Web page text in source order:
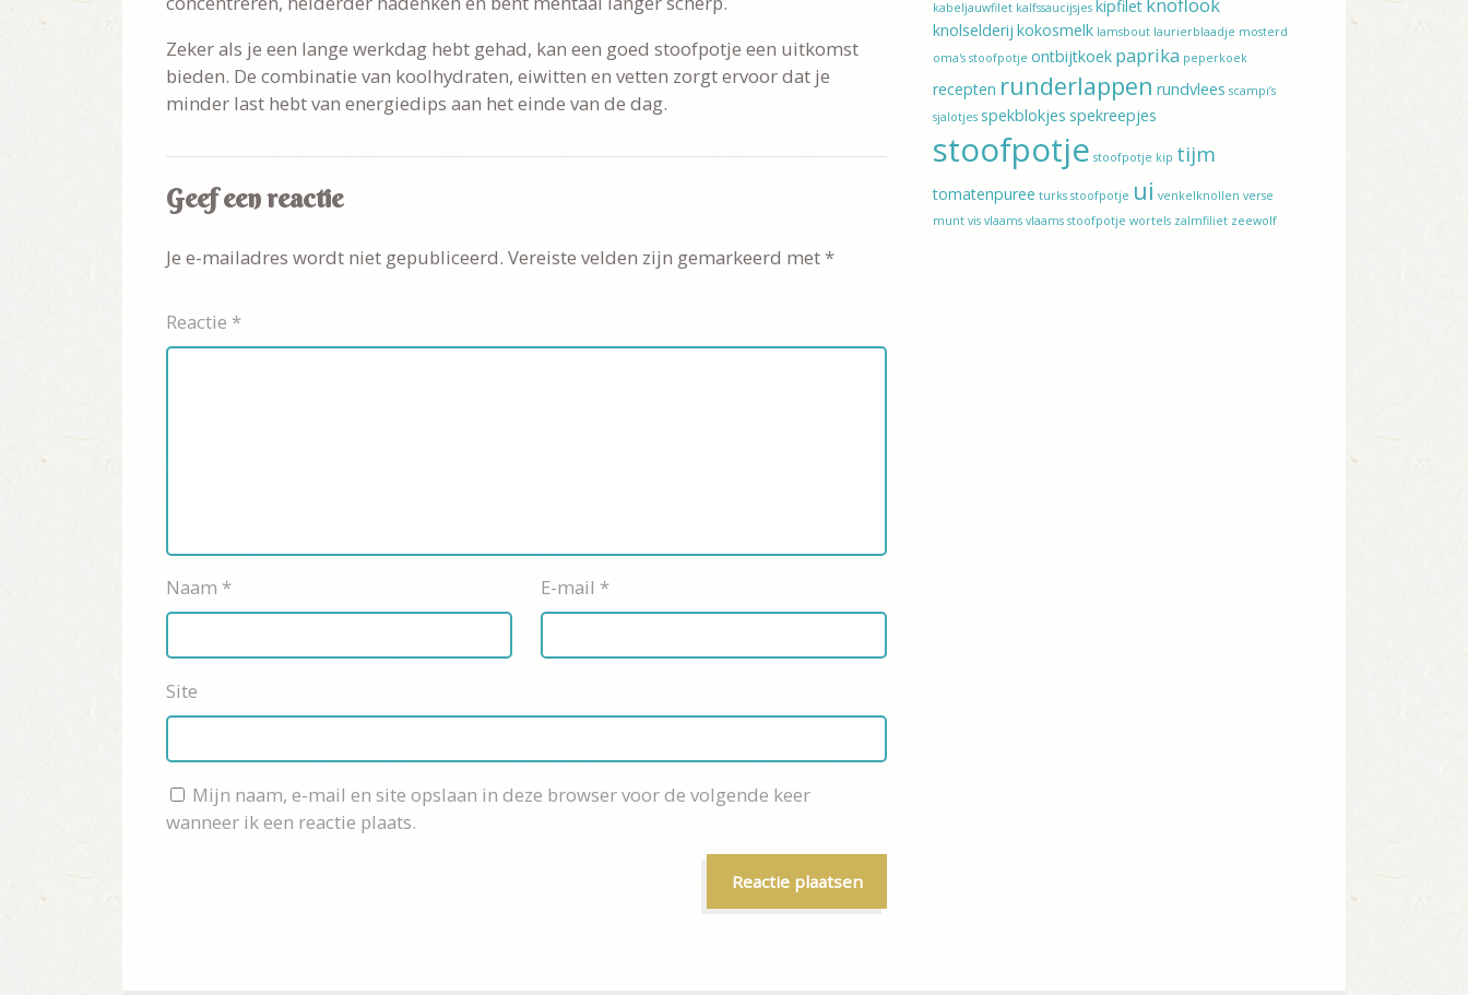
Zeker als je een lange werkdag hebt gehad, kan een goed stoofpotje een uitkomst
bieden. De combinatie van koolhydraten, eiwitten en vetten zorgt ervoor dat je
minder last hebt van energiedips aan het einde van de dag.
Geef een reactie
Je e-mailadres wordt niet gepubliceerd. Vereiste velden zijn gemarkeerd met *
Reactie *
Naam * E-mail *
Site
Mijn naam, e-mail en site opslaan in deze browser voor de volgende keer
wanneer ik een reactie plaats.
kabeljauwfilet kalfssaucijsjes kipfilet knoflook
knolselderij kokosmelk lamsbout laurierblaadje mosterd
oma's stoofpotje ontbijtkoek paprika peperkoek
recepten runderlappen rundvlees scampi’s
sjalotjes spekblokjes spekreepjes
stoofpotje stoofpotje kip tijm
tomatenpuree turks stoofpotje ui venkelknollen verse
munt vis vlaams vlaams stoofpotje wortels zalmfiliet zeewolf